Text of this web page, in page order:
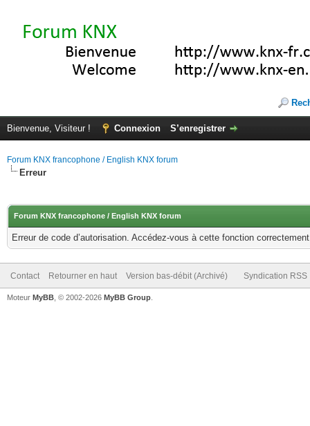
Bienvenue, Visiteur ! Connexion S’enregistrer
Forum KNX francophone / English KNX forum
Erreur
Forum KNX francophone / English KNX forum
Erreur de code d’autorisation. Accédez-vous à cette fonction
Contact Retourner en haut Version bas-débit (Archivé) Syndication RSS
Moteur MyBB , © 2002-2026 MyBB Group